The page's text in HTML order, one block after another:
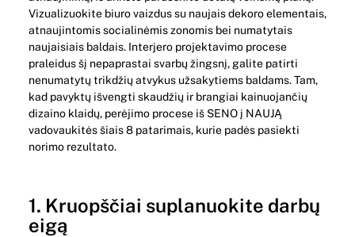
Vizualizuokite biuro vaizdus su naujais dekoro elementais,
atnaujintomis socialinėmis zonomis bei numatytais
naujaisiais baldais. Interjero projektavimo procese
praleidus šį nepaprastai svarbų žingsnį, galite patirti
nenumatytų trikdžių atvykus užsakytiems baldams. Tam,
kad pavyktų išvengti skaudžių ir brangiai kainuojančių
dizaino klaidų, perėjimo procese iš SENO į NAUJĄ
vadovaukitės šiais 8 patarimais, kurie padės pasiekti
norimo rezultato.
1. Kruopščiai suplanuokite darbų
eigą